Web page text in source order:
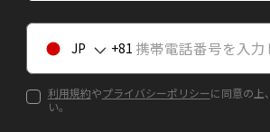
JP 81
利用規約やプライバシーポリシーに同意の上
い。